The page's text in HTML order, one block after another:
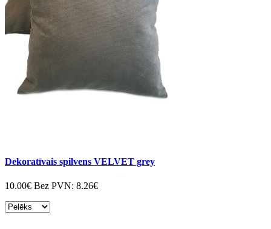
Dekoratīvais spilvens VELVET grey
10.00€ Bez PVN: 8.26€